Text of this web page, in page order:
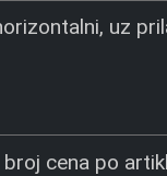
uz
cena po